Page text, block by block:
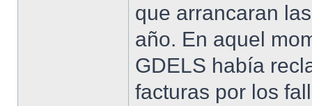
que arrancaran
año. En aquel
GDELS había
facturas por los